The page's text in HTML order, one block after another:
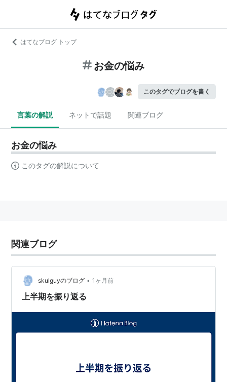
はてなブログ トップ
お金の悩み
このタグでブログを書く
言葉の解説 ネットで話題 関連ブログ
お金の悩み
このタグの解説について
関連ブログ
skulguyのブログ • 1ヶ月前
上半期を振り返る